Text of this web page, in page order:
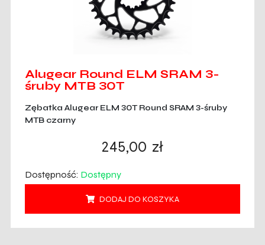
Alugear Round ELM SRAM 3-
śruby MTB 30T
Zębatka Alugear ELM 30T Round SRAM 3-śruby
MTB czarny
245,00 zł
Dostępność: Dostępny
DODAJ DO KOSZYKA